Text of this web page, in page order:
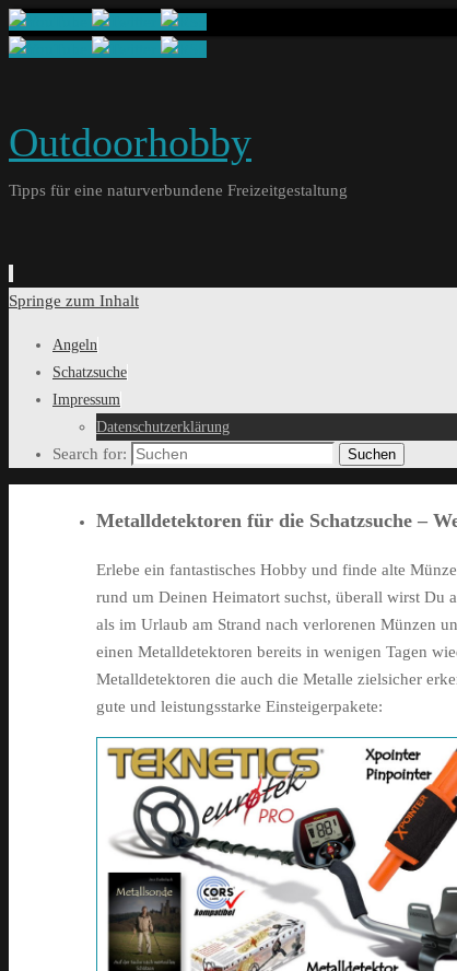
Outdoorhobby
Tipps für eine naturverbundene Freizeitgestaltung
Springe zum Inhalt
Angeln
Schatzsuche
Impressum
Datenschutzerklärung
Search for: Suchen
Metalldetektoren für die Schatzsuche –
Erlebe ein fantastisches Hobby und finde alte
rund um Deinen Heimatort suchst, überall wirst Du
als im Urlaub am Strand nach verlorenen Münzen
einen Metalldetektoren bereits in wenigen Tagen
Metalldetektoren die auch die Metalle zielsicher
gute und leistungsstarke Einsteigerpakete: